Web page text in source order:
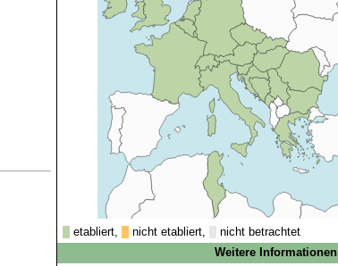
etabliert, nicht etabliert,
nicht betrachtet
Weitere Informationen